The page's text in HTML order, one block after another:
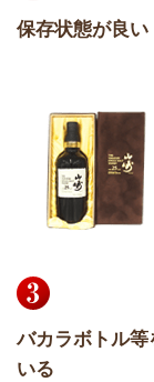
保存状態が良い
バカラボトル等
いる